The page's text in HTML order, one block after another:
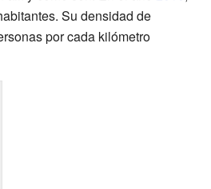
Su densidad de
por cada kilómetro